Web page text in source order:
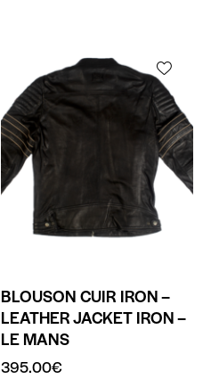
BLOUSON CUIR IRON –
LEATHER JACKET IRON –
LE MANS
395.00€